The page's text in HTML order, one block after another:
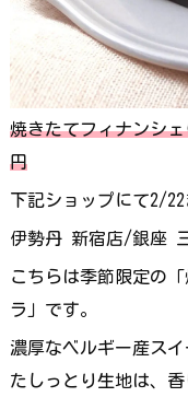
焼きたてフィナンシ
円
下記ショップにて2/22
伊勢丹 新宿店/銀座
こちらは季節限定の
ラ」です。
濃厚なベルギー産ス
たしっとり生地は、